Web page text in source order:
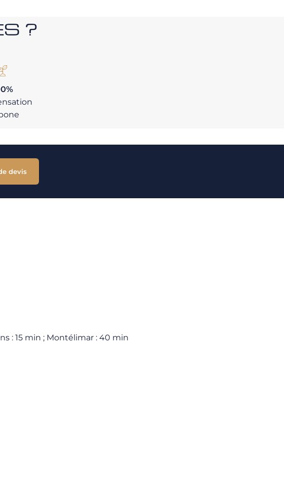
?
devis
: 15 min ; Montélimar : 40 min